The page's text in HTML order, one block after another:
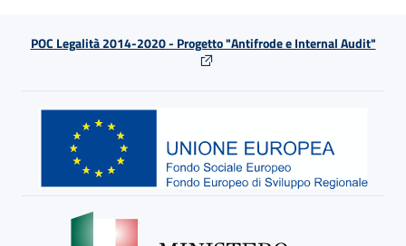
POC Legalità 2014-2020 - Progetto "Antifrode e Internal Audit"